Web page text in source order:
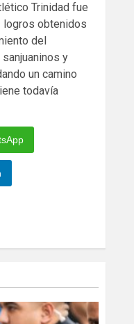
Trinidad fue
logros obtenidos
del
y
un camino
todavía